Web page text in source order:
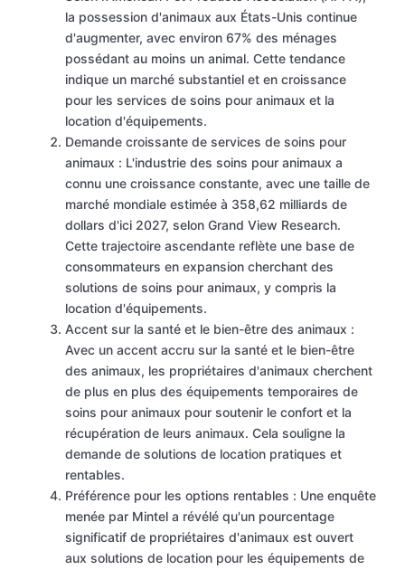
la possession d'animaux aux États-Unis continue
d'augmenter, avec environ 67% des ménages
possédant au moins un animal. Cette tendance
indique un marché substantiel et en croissance
pour les services de soins pour animaux et la
location d'équipements.
Demande croissante de services de soins pour
animaux : L'industrie des soins pour animaux a
connu une croissance constante, avec une taille de
marché mondiale estimée à 358,62 milliards de
dollars d'ici 2027, selon Grand View Research.
Cette trajectoire ascendante reflète une base de
consommateurs en expansion cherchant des
solutions de soins pour animaux, y compris la
location d'équipements.
Accent sur la santé et le bien-être des animaux :
Avec un accent accru sur la santé et le bien-être
des animaux, les propriétaires d'animaux cherchent
de plus en plus des équipements temporaires de
soins pour animaux pour soutenir le confort et la
récupération de leurs animaux. Cela souligne la
demande de solutions de location pratiques et
rentables.
Préférence pour les options rentables : Une enquête
menée par Mintel a révélé qu'un pourcentage
significatif de propriétaires d'animaux est ouvert
aux solutions de location pour les équipements de